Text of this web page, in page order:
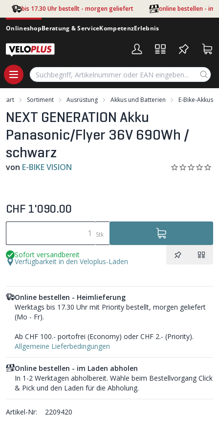
Zum Hauptinhalt springen
bis 17.30 Uhr bestellt - morgen geliefert online bestellen - im
OnlineshopBeratung & ServiceKompetenzErlebnis
Start Sortiment Ausrüstung Akkus und Batterien E-Bike-Akkus
NEXT GENERATION Akku
Panasonic/Flyer 36V 690Wh /
schwarz
von E-BIKE VISION
CHF 1'090.00
Stk
Sofort versandbereit
Verfügbarkeit in den Veloplus-Läden
Online bestellen - Heimlieferung
Werktags bis 17.30 Uhr mit Priority bestellt, morgen geliefert
(Mo - Fr).
Ab CHF 100.- portofrei (Economy) oder CHF 2.- (Priority).
Allgemeine Lieferbedingungen
Online bestellen - im Laden abholen
In 1-2 Werktagen abholbereit. Wähle beim Bestellvorgang Click
& Pick und den Laden für die Abholung.
Artikel-Nr: 2209420